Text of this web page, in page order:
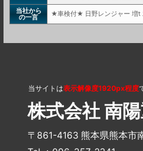
当社から
の一言
★車検付★ 日野レンジャー
当サイトは表示解像度1920px程度
株式会社 南
〒861-4163 熊本県熊本市